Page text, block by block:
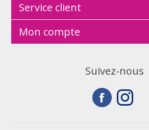
Service client
Mon compte
Suivez-nous